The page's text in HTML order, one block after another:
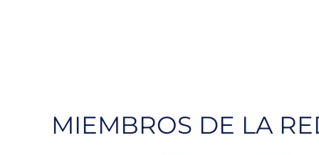
MIEMBROS DE LA